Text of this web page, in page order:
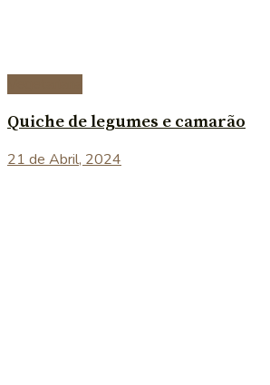
Quiche de legumes e camarão
21 de Abril, 2024